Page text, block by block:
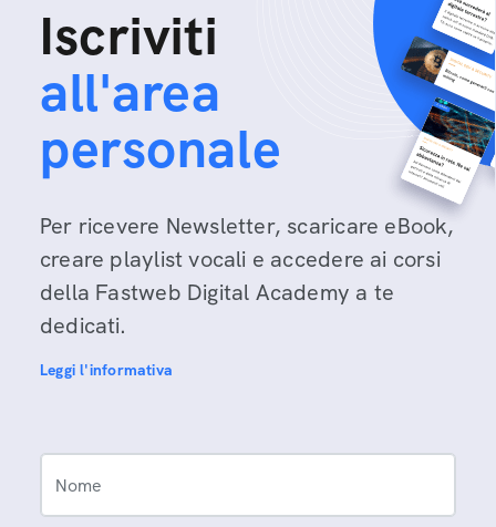
Iscriviti
all'area
personale
Per ricevere Newsletter, scaricare eBook,
creare playlist vocali e accedere ai corsi
della Fastweb Digital Academy a te
dedicati.
Leggi l'informativa
Nome